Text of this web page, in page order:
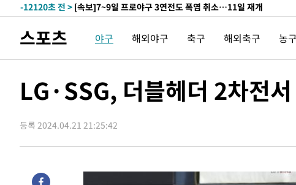
-12120초 전 > [속보]7~9일 프로야구 3연전도 폭염 취소…11일 재개
-11609초 전 >
'월드컵 탈락 후폭풍' 축구협회…초유의 압수수색에 '충격·당황'
-11449초 전 >서울 낮 37.9도, 올여름 최고치 경신…영등포 순간 '40도'
-7106초 전 >[속보]코스닥, 800p 회복…0.26% 오른 801.67 마감
-6901초 전 >[속보]원·달러 환율, 0.7원 내린 1423.8원 마감
-4500초 전 >"여기 떨어졌다"…다누리, 스페이스X 로켓 달 충돌 흔적 포착
1시간 전 >
내일까지 39도 '펄펄'…기상청 "태풍 지나며 폭염 잠시 꺾인다"
스포츠 야구 해외야구 축구 해외축구 농구
LG·SSG, 더블헤더 2차전
등록 2024.04.21 21:25:42